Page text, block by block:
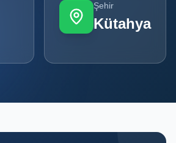
Şehir
Kütahya